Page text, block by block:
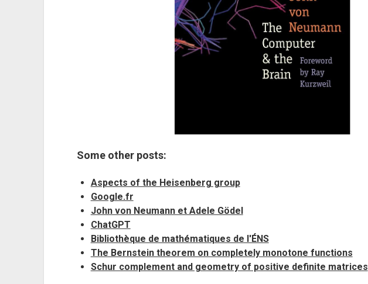
Some other posts:
Aspects of the Heisenberg group
Google.fr
John von Neumann et Adele Gödel
ChatGPT
Bibliothèque de mathématiques de l'ÉNS
The Bernstein theorem on completely monotone functions
Schur complement and geometry of positive definite matrices